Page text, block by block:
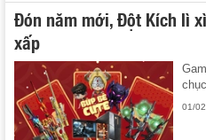
Đón năm mới, Đột Kích lì
xấp
01/